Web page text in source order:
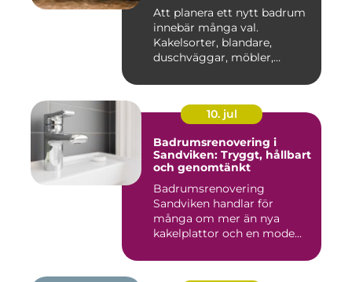
Att planera ett nytt badrum
innebär många val.
Kakelsorter, blandare,
duschväggar, möbler,
10. jul
Badrumsrenovering i
Sandviken: Tryggt, hållbart
och genomtänkt
Badrumsrenovering
Sandviken handlar för
många om mer än nya
kakelplattor och en mode...